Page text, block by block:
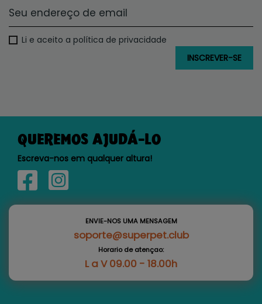
Li e aceito a política de privacidade
QUEREMOS AJUDÁ-LO
Escreva-nos em qualquer altura!
ENVIE-NOS UMA MENSAGEM
soporte@superpet.club
Horario de atençao:
L a V 09.00 - 18.00h